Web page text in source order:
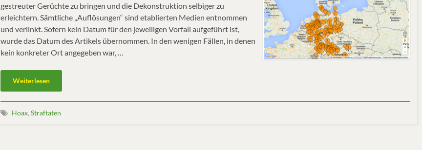
gestreuter Gerüchte zu bringen und die Dekonstruktion selbiger zu
erleichtern. Sämtliche „Auflösungen“ sind etablierten Medien entnommen
und verlinkt. Sofern kein Datum für den jeweiligen Vorfall aufgeführt ist,
wurde das Datum des Artikels übernommen. In den wenigen Fällen, in denen
kein konkreter Ort angegeben war, …
Weiterlesen
Hoax, Straftaten